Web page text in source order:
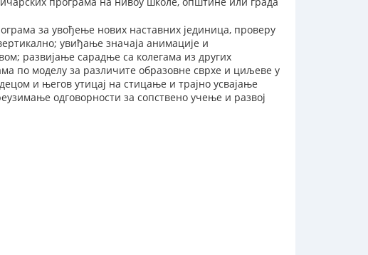
за увођење нових наставних јединица, проверу
увиђање значаја анимације и
развијање сарадње са колегама из других
по моделу за различите образовне сврхе и циљеве у
и његов утицај на стицање и трајно усвајање
одговорности за сопствено учење и развој